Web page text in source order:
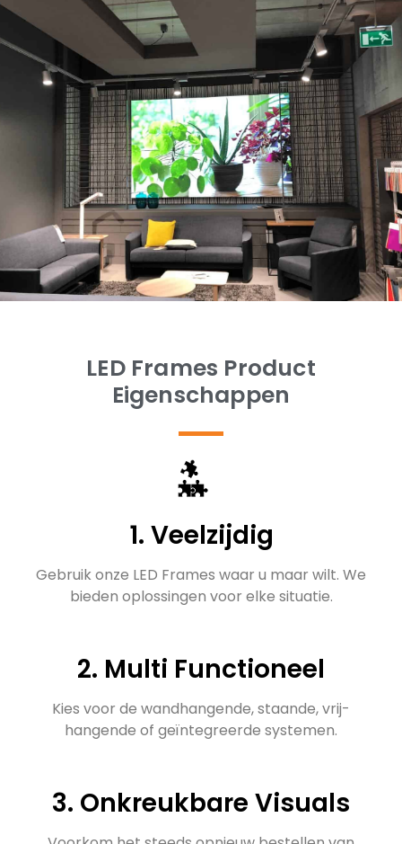
LED Frames Product
Eigenschappen
1. Veelzijdig
Gebruik onze LED Frames waar u maar wilt. We
bieden oplossingen voor elke situatie.
2. Multi Functioneel
Kies voor de wandhangende, staande, vrij-
hangende of geïntegreerde systemen.
3. Onkreukbare Visuals